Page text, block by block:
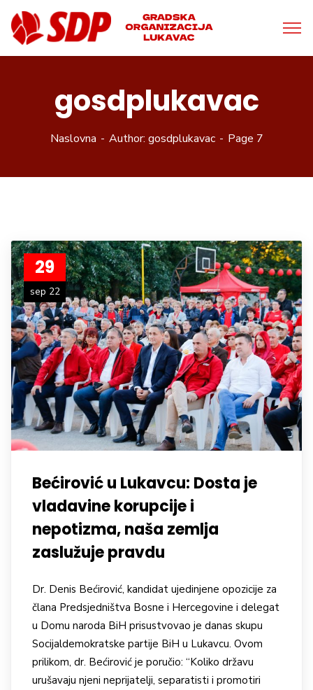
gosdplukavac
Naslovna Author: gosdplukavac Page 7
29
sep 22
Bećirović u Lukavcu: Dosta je
vladavine korupcije i
nepotizma, naša zemlja
zaslužuje pravdu
Dr. Denis Bećirović, kandidat ujedinjene opozicije za
člana Predsjedništva Bosne i Hercegovine i delegat
u Domu naroda BiH prisustvovao je danas skupu
Socijaldemokratske partije BiH u Lukavcu. Ovom
prilikom, dr. Bećirović je poručio: “Koliko državu
urušavaju njeni neprijatelji, separatisti i promotiri